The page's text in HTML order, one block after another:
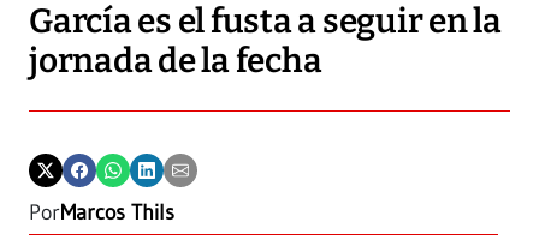
García es el fusta a seguir en la
jornada de la fecha
PorMarcos Thils